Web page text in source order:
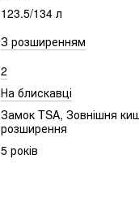
123.5/134 л
З розширенням
2
На блискавці
Замок TSA, Зовнішня
розширення
5 років